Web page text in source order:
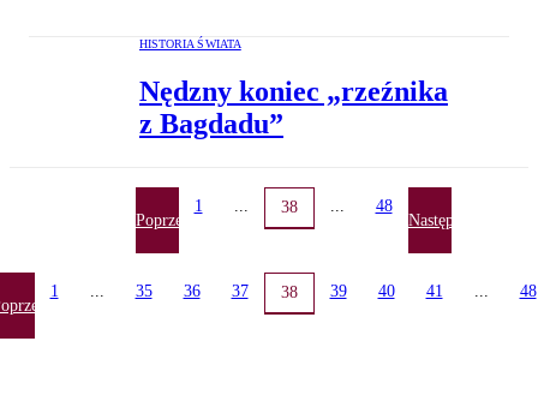
HISTORIA ŚWIATA
Nędzny koniec „rzeźnika
z Bagdadu”
Poprzednia
1 ... 38 ... 48
Następna
1 ... 35 36 37 38 39 40 41 ... 48